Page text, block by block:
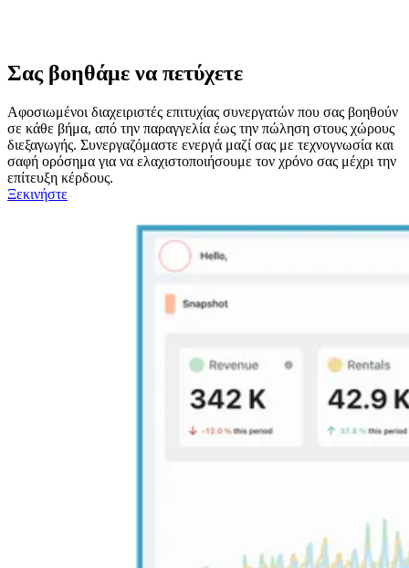
Σας βοηθάμε να πετύχετε
Αφοσιωμένοι διαχειριστές επιτυχίας συνεργατών που σας βοηθούν
σε κάθε βήμα, από την παραγγελία έως την πώληση στους χώρους
διεξαγωγής. Συνεργαζόμαστε ενεργά μαζί σας με τεχνογνωσία και
σαφή ορόσημα για να ελαχιστοποιήσουμε τον χρόνο σας μέχρι την
επίτευξη κέρδους.
Ξεκινήστε